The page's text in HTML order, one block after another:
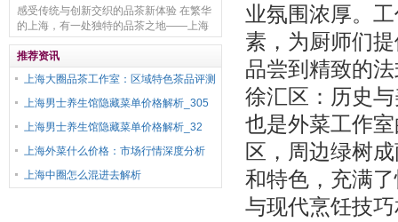
感受传统与创新交织的品茶新体验 在繁华
的上海，有一处独特的品茶之地——上海
大圈品茶工作室，它将传统与创新完美融
合，为茶客带来别具一格的体验。 传统韵
味方面，工作...
推荐资讯
上海大圈品茶工作室：区域特色茶品评测
上海男士养生馆隐藏菜单价格解析_305
上海男士养生馆隐藏菜单价格解析_32
上海外菜什么价格：市场行情深度分析
上海中圈怎么混进去解析
业氛围浓厚。
素，为厨师们
品尝到精致的
徐汇区：历史
也是外菜工作
区，周边绿树
和特色，充满
与现代烹饪技